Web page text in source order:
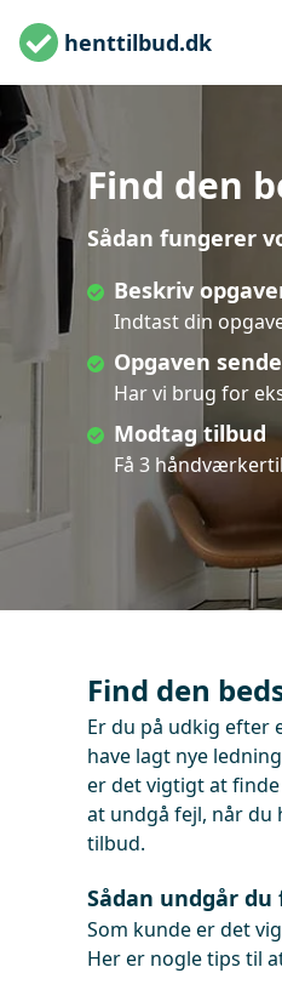
henttilbud.dk
Find den
Sådan fungerer
Beskriv
Indtast din
Opgaven
Har vi brug for
Modtag tilbud
Få 3
Find den
Er du på udkig efter
have lagt nye
er det vigtigt at
at undgå fejl, når du
tilbud.
Sådan undgår
Som kunde er det
Her er nogle tips til